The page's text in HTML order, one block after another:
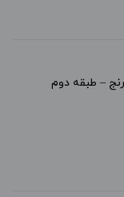
– طبقه دوم